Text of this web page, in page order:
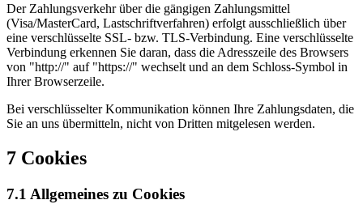
Der Zahlungsverkehr über die gängigen Zahlungsmittel
(Visa/MasterCard, Lastschriftverfahren) erfolgt ausschließlich über
eine verschlüsselte SSL- bzw. TLS-Verbindung. Eine verschlüsselte
Verbindung erkennen Sie daran, dass die Adresszeile des Browsers
von "http://" auf "https://" wechselt und an dem Schloss-Symbol in
Ihrer Browserzeile.
Bei verschlüsselter Kommunikation können Ihre Zahlungsdaten, die
Sie an uns übermitteln, nicht von Dritten mitgelesen werden.
7 Cookies
7.1 Allgemeines zu Cookies